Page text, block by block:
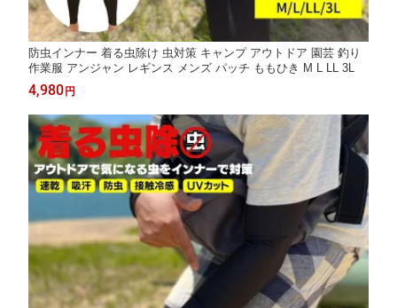
防虫インナー 着る虫除け 虫対策 キャンプ アウトドア 園芸 釣り
作業服 アンジャン レギンス メンズ パッチ ももひき M L LL 3L
4,980 円